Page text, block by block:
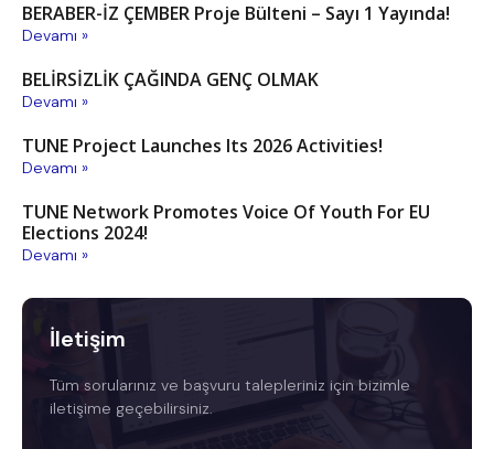
BERABER-İZ ÇEMBER Proje Bülteni – Sayı 1 Yayında!
Devamı »
BELİRSİZLİK ÇAĞINDA GENÇ OLMAK
Devamı »
TUNE Project Launches Its 2026 Activities!
Devamı »
TUNE Network Promotes Voice Of Youth For EU
Elections 2024!
Devamı »
İletişim
Tüm sorularınız ve başvuru talepleriniz için bizimle
iletişime geçebilirsiniz.